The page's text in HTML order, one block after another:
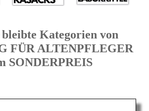
Kategorien von
FÜR ALTENPFLEGER
SONDERPREIS